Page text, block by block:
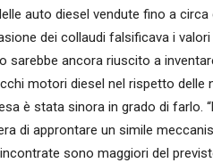
auto diesel vendute fino a
dei collaudi falsificava i
sarebbe ancora riuscito a
motori diesel nel rispetto delle
è stata sinora in grado di farlo.
di approntare un simile
sono maggiori del